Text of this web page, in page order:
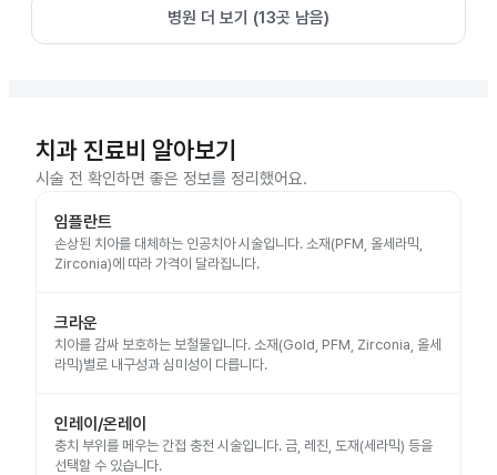
병원 더 보기 (13곳 남음)
치과 진료비 알아보기
시술 전 확인하면 좋은 정보를 정리했어요.
임플란트
손상된 치아를 대체하는 인공치아 시술입니다. 소재(PFM, 올세라믹,
Zirconia)에 따라 가격이 달라집니다.
크라운
치아를 감싸 보호하는 보철물입니다. 소재(Gold, PFM, Zirconia, 올세
라믹)별로 내구성과 심미성이 다릅니다.
인레이/온레이
충치 부위를 메우는 간접 충전 시술입니다. 금, 레진, 도재(세라믹) 등을
선택할 수 있습니다.